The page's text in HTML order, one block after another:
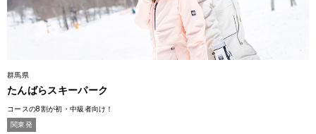
群馬県
たんばらスキーパーク
コースの8割が初・中級者向け！
関東発